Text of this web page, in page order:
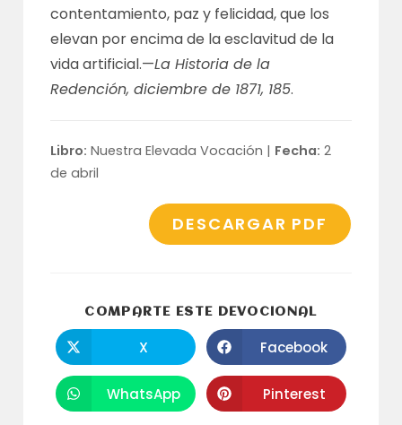
contentamiento, paz y felicidad, que los
elevan por encima de la esclavitud de la
vida artificial.—La Historia de la
Redención, diciembre de 1871, 185.
Libro: Nuestra Elevada Vocación | Fecha: 2
de abril
DESCARGAR PDF
COMPARTE ESTE DEVOCIONAL
abre
en
una
nueva
ventana
X Se
abre
en
una
nueva
ventana
Facebook
Se
abre
WhatsApp Se
abre
Pinterest